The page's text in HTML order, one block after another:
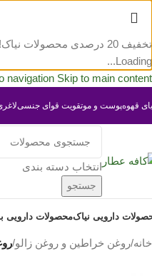
تخفیف 20 درصدی محصولات نیاک!
Loading...
navigation Skip to main content
قهوهپوست و موتقویت قوای جنسی
انتخاب دسته بندی
جستجو
دارویی نیاکمحصولات دارویی
خانه/روغن خراطین و روغن زالو/